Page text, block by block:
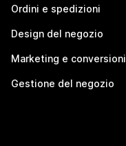
Ordini e spedizioni
Design del negozio
Marketing e conversioni
Gestione del negozio